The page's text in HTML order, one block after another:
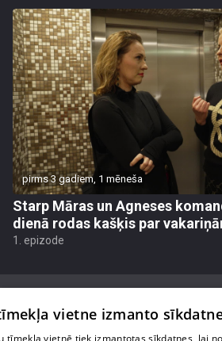
pirms 3 gadiem, 1 mēneša
Starp Māras un Agneses
dienā rodas kašķis par
1. epizode
vietne izmanto
tīmekļa vietnē tiek izmantotas sīkdatnes, lai